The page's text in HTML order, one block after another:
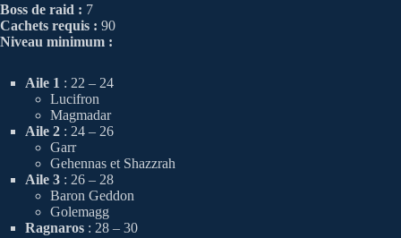
Boss de raid : 7
Cachets requis : 90
Niveau minimum :
Aile 1 : 22 – 24
Lucifron
Magmadar
Aile 2 : 24 – 26
Garr
Gehennas et Shazzrah
Aile 3 : 26 – 28
Baron Geddon
Golemagg
Ragnaros : 28 – 30